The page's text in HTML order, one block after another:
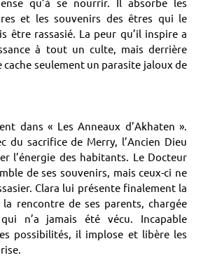
et les souvenirs des êtres qui le
être rassasié. La peur qu’il inspire a
à tout un culte, mais derrière
cache seulement un parasite jaloux de
dans « Les Anneaux d’Akhaten ».
du sacrifice de Merry, l’Ancien Dieu
l’énergie des habitants. Le Docteur
de ses souvenirs, mais ceux-ci ne
Clara lui présente finalement la
rencontre de ses parents, chargée
n’a jamais été vécu. Incapable
possibilités, il implose et libère les